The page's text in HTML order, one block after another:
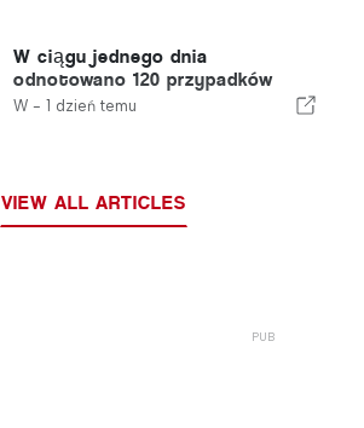
W ciągu jednego dnia
odnotowano 120 przypadków
użądleń przez meduzę z gatunku
W - 1 dzień temu
VIEW ALL ARTICLES